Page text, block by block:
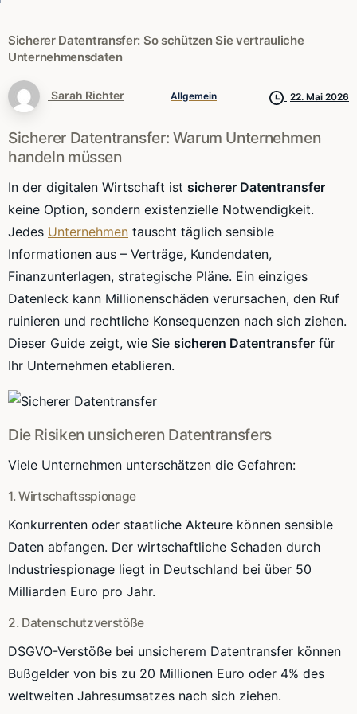
Sicherer Datentransfer: So schützen Sievertrauliche
Unternehmensdaten
Sarah Richter Allgemein 22. Mai 2026
Sicherer Datentransfer: Warum Unternehmen
handeln müssen
In der digitalen Wirtschaft ist sicherer Datentransfer
keine Option, sondern existenzielle Notwendigkeit.
Jedes Unternehmen tauscht täglich sensible
Informationen aus – Verträge, Kundendaten,
Finanzunterlagen, strategische Pläne. Ein einziges
Datenleck kann Millionenschäden verursachen, den Ruf
ruinieren und rechtliche Konsequenzen nach sich ziehen.
Dieser Guide zeigt, wie Sie sicheren Datentransfer für
Ihr Unternehmen etablieren.
Die Risiken unsicheren Datentransfers
Viele Unternehmen unterschätzen die Gefahren:
1. Wirtschaftsspionage
Konkurrenten oder staatliche Akteure können sensible
Daten abfangen. Der wirtschaftliche Schaden durch
Industriespionage liegt in Deutschland bei über 50
Milliarden Euro pro Jahr.
2. Datenschutzverstöße
DSGVO-Verstöße bei unsicherem Datentransfer können
Bußgelder von bis zu 20 Millionen Euro oder 4% des
weltweiten Jahresumsatzes nach sich ziehen.